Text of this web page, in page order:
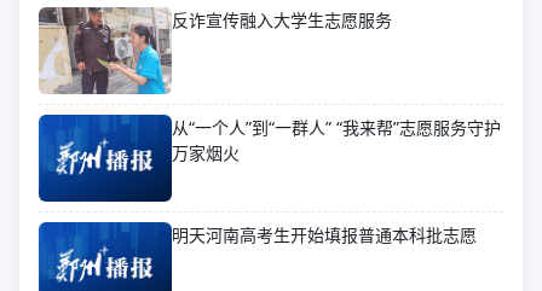
反诈宣传融入大学生志愿服务
从“一个人”到“一群人” “我来帮”志愿服务守护
万家烟火
明天河南高考生开始填报普通本科批志愿